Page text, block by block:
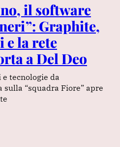
il software
Graphite,
e la rete
a Del Deo
e tecnologie da
sulla “squadra Fiore” apre